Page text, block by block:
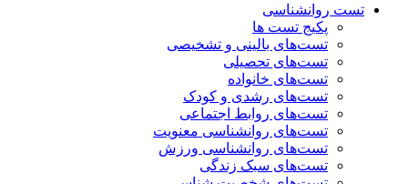
تست روانشناسی
پکیج تست ها
تست‌های بالینی و تشخیصی
تست‌های تحصیلی
تست‌های خانواده
تست‌های رشدی و کودک
تست‌های روابط اجتماعی
تست‌های روانشناسی معنویت
تست‌های روانشناسی ورزش
تست‌های سبک زندگی